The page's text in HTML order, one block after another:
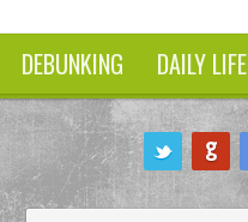
DEBUNKING DAILY LIFE